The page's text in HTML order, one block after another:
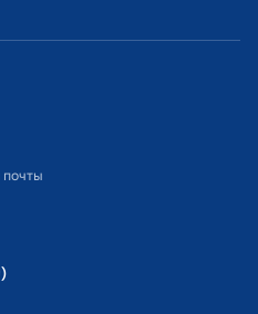
почты
образования РФ